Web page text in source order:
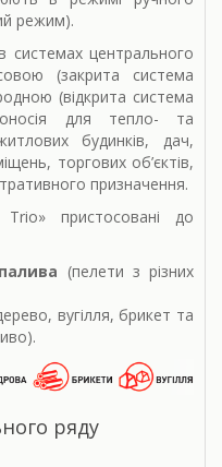
режим).
системах центрального
(закрита система
(відкрита система
для тепло- та
будинків, дач,
торгових об’єктів,
призначення.
пристосовані до
(пелети з різних
вугілля, брикет та
ряду